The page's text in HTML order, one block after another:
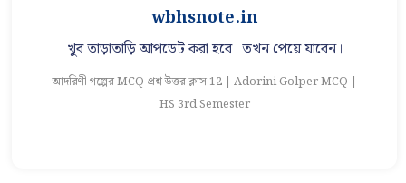
wbhsnote.in
খুব তাড়াতাড়ি আপডেট করা হবে। তখন পেয়ে যাবেন।
আদরিণী গল্পের MCQ প্রশ্ন উত্তর ক্লাস 12 | Adorini Golper MCQ |
HS 3rd Semester